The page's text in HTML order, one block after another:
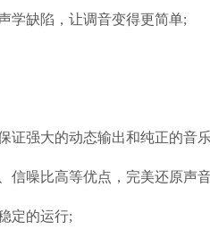
缺陷，让调音变得更简单;
强大的动态输出和纯正的音
噪比高等优点，完美还原声
定的运行;